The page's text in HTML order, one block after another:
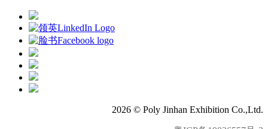
2026 © Poly Jinhan Exhibition Co.,Ltd.